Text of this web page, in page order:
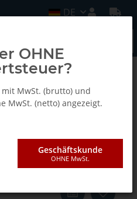
DE
Auflageplatte,
mm
OHNE
MwSt. (brutto) und
MwSt. (netto) angezeigt.
Geschäftskunde
OHNE MwSt.